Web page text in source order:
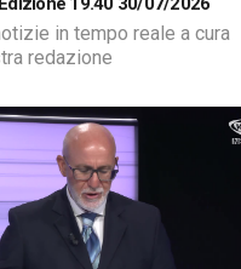
in tempo reale a cura
redazione